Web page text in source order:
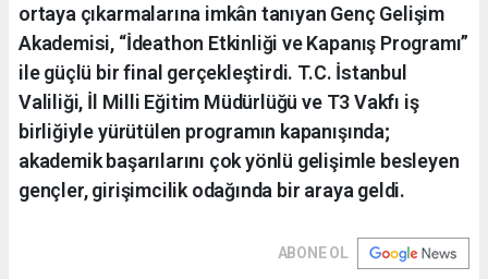
ortaya çıkarmalarına imkân tanıyan Genç Gelişim
Akademisi, “İdeathon Etkinliği ve Kapanış Programı”
ile güçlü bir final gerçekleştirdi. T.C. İstanbul
Valiliği, İl Milli Eğitim Müdürlüğü ve T3 Vakfı iş
birliğiyle yürütülen programın kapanışında;
akademik başarılarını çok yönlü gelişimle besleyen
gençler, girişimcilik odağında bir araya geldi.
ABONE OL